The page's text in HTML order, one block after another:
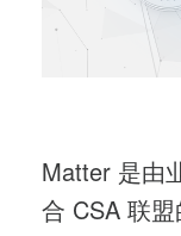
Matter 是由
合 CSA 联